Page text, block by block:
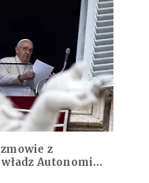
z
Autonomii
mu za